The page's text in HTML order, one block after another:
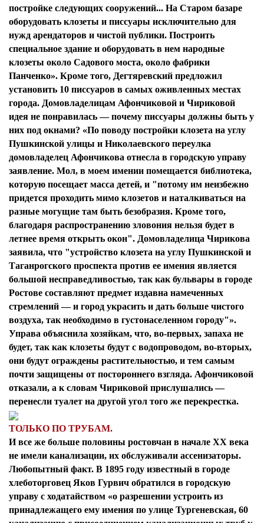
постройке следующих сооружений... На Старом базаре
оборудовать клозеты и писсуары исключительно для
нужд арендаторов и чистой публики. Построить
специальное здание и оборудовать в нем народные
клозеты около Садового моста, около фабрики
Панченко». Кроме того, Дегтяревский предложил
установить 10 писсуаров в самых оживленных местах
города. Домовладелицам Афончиковой и Чириковой
идея не понравилась — почему писсуары должны быть у
них под окнами? «По поводу постройки клозета на углу
Пушкинской улицы и Николаевского переулка
домовладелец Афончикова отнесла в городскую управу
заявление. Мол, в моем имении помещается библиотека,
которую посещает масса детей, и "потому им неизбежно
придется проходить мимо клозетов и наталкиваться на
разные могущие там быть безобразия. Кроме того,
благодаря распространению зловония нельзя будет в
летнее время открыть окон". Домовладелица Чирикова
заявила, что "устройство клозета на углу Пушкинской и
Таганрогского проспекта против ее имения является
большой несправедливостью, так как бульвары в городе
Ростове составляют предмет издавна намеченных
стремлений — и город украсить и дать больше чистого
воздуха, так необходимо в густонаселенном городу"».
Управа объяснила хозяйкам, что, во-первых, запаха не
будет, так как клозеты будут с водопроводом, во-вторых,
они будут ограждены растительностью, и тем самым
почти защищены от постороннего взгляда. Афончиковой
отказали, а к словам Чириковой прислушались —
перенесли туалет на другой угол того же перекрестка.
ТОЛЬКО ПО ТРУБАМ.
И все же больше половины ростовчан в начале ХХ века
не имели канализации, их обслуживали ассенизаторы.
Любопытный факт. В 1895 году известный в городе
хлеботорговец Яков Гурвич обратился в городскую
управу с ходатайством «о разрешении устроить из
принадлежащего ему имения по улице Тургеневская, 60